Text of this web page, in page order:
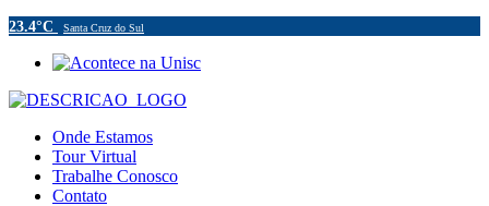
23.4°C Santa Cruz do Sul
Onde Estamos
Tour Virtual
Trabalhe Conosco
Contato